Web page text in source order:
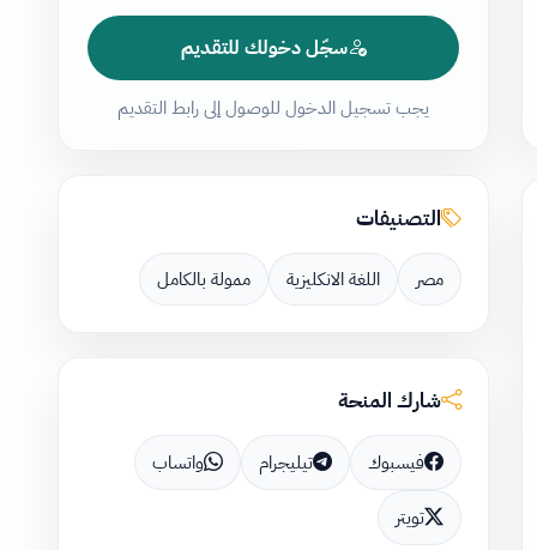
سجّل دخولك للتقديم
يجب تسجيل الدخول للوصول إلى رابط التقديم
التصنيفات
مصر اللغة الانكليزية ممولة بالكامل
شارك المنحة
فيسبوك تيليجرام واتساب
تويتر